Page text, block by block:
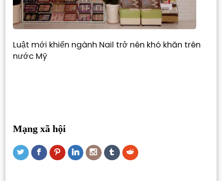
Luật mới khiến ngành Nail trở nên khó khăn trên
nước Mỹ
Mạng xã hội